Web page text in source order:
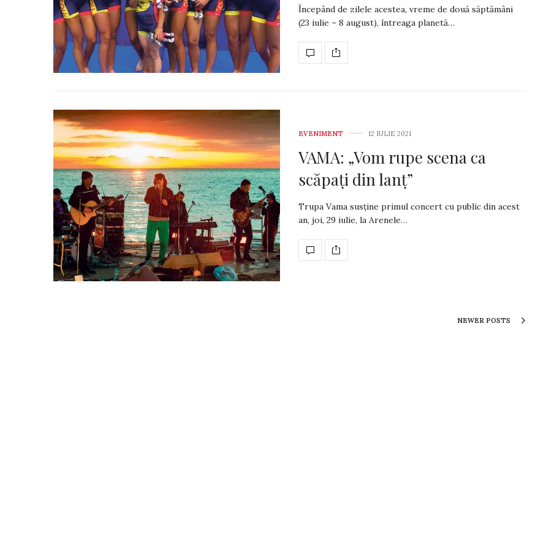
Începând de zilele acestea, vreme de două săp­tămâni
(23 iulie – 8 august), întreaga planetă…
EVENIMENT 12 IULIE 2021
VAMA: „Vom rupe scena ca
scăpați din lanț”
Trupa Vama susține primul concert cu public din acest
an, joi, 29 iulie, la Are­nele…
NEWER POSTS